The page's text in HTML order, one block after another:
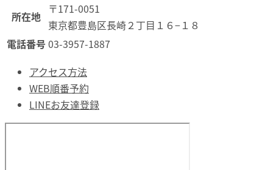
所在地
〒171-0051
東京都豊島区長崎２丁目１６−１８
電話番号03-3957-1887
アクセス方法
WEB順番予約
LINEお友達登録